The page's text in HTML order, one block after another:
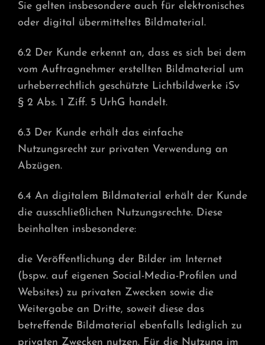
Sie gelten insbesondere auch für elektronisches
oder digital übermitteltes Bildmaterial.
6.2 Der Kunde erkennt an, dass es sich bei dem
vom Auftragnehmer erstellten Bildmaterial um
urheberrechtlich geschützte Lichtbildwerke iSv
§ 2 Abs. 1 Ziff. 5 UrhG handelt.
6.3 Der Kunde erhält das einfache
Nutzungsrecht zur privaten Verwendung an
Abzügen.
6.4 An digitalem Bildmaterial erhält der Kunde
die ausschließlichen Nutzungsrechte. Diese
beinhalten insbesondere:
die Veröffentlichung der Bilder im Internet
(bspw. auf eigenen Social-Media-Profilen und
Websites) zu privaten Zwecken sowie die
Weitergabe an Dritte, soweit diese das
betreffende Bildmaterial ebenfalls lediglich zu
privaten Zwecken nutzen. Für die Nutzung im